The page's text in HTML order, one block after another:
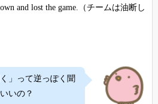
and lost the game.（チームは油断し
」って逆っぽく聞
いの？